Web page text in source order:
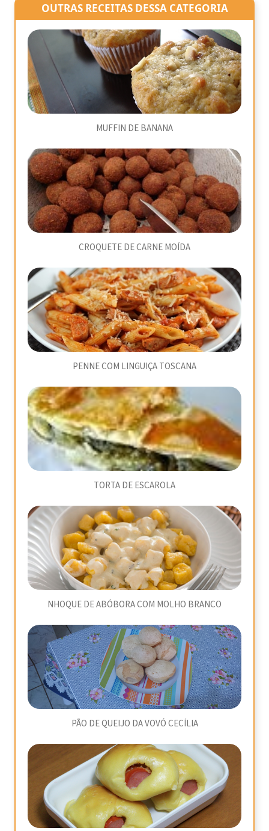
OUTRAS RECEITAS DESSA CATEGORIA
MUFFIN DE BANANA
CROQUETE DE CARNE MOÍDA
PENNE COM LINGUIÇA TOSCANA
TORTA DE ESCAROLA
NHOQUE DE ABÓBORA COM MOLHO BRANCO
PÃO DE QUEIJO DA VOVÓ CECÍLIA